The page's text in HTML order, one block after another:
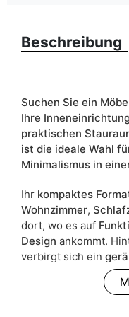
Schranktyp
ean13
Aufgrund des
Materialeigenschaften
Beschreibung
Suchen Sie ein
Ihre
praktischen
ist die ideale Wahl
Minimalismus in
Ihr kompaktes
Wohnzimmer,
dort, wo es auf
Design ankommt.
verbirgt sich ein
Aufbewahrung von
eignet